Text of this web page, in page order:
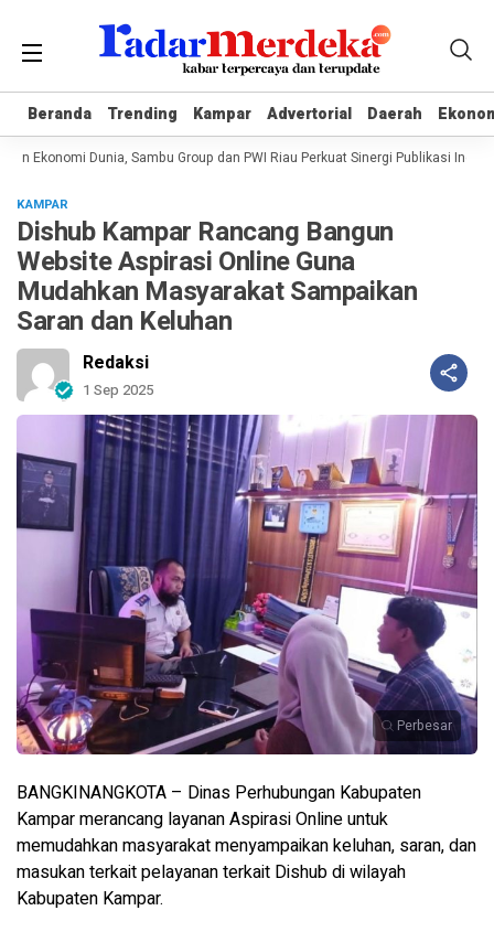
Beranda Trending Kampar Advertorial Daerah
Beranda Trending Kampar Advertorial Daerah
Ekonomi Dunia, Sambu Group dan PWI Riau Perkuat Sinergi Publikasi
KAMPAR
Dishub Kampar Rancang Bangun
Website Aspirasi Online Guna
Mudahkan Masyarakat Sampaikan
Saran dan Keluhan
Redaksi
1 Sep 2025
Perbesar
BANGKINANGKOTA – Dinas Perhubungan Kabupaten
Kampar merancang layanan Aspirasi Online untuk
memudahkan masyarakat menyampaikan keluhan, saran, dan
masukan terkait pelayanan terkait Dishub di wilayah
Kabupaten Kampar.